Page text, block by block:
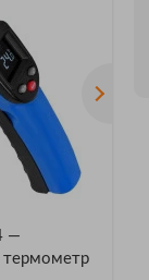
—
термометр